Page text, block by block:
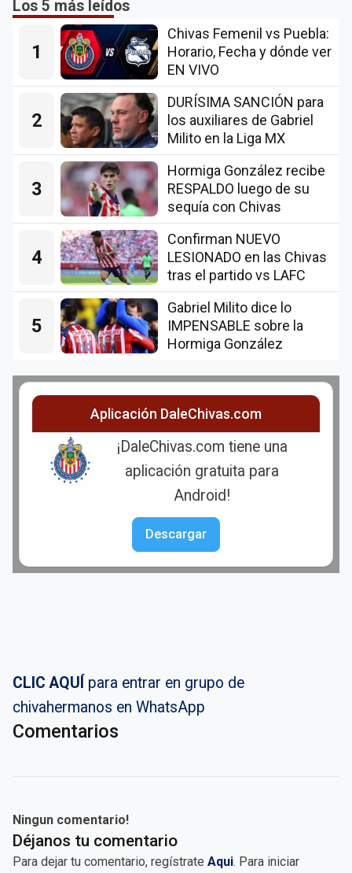
Los 5 más leídos
1
Chivas Femenil vs Puebla:
Horario, Fecha y dónde ver
EN VIVO
2
DURÍSIMA SANCIÓN para
los auxiliares de Gabriel
Milito en la Liga MX
3
Hormiga González recibe
RESPALDO luego de su
sequía con Chivas
4
Confirman NUEVO
LESIONADO en las Chivas
tras el partido vs LAFC
5
Gabriel Milito dice lo
IMPENSABLE sobre la
Hormiga González
Aplicación DaleChivas.com
¡DaleChivas.com tiene una
aplicación gratuita para
Android!
Descargar
CLIC AQUÍ para entrar en grupo de
chivahermanos en WhatsApp
Comentarios
Ningun comentario!
Déjanos tu comentario
Para dejar tu comentario, regístrate Aqui. Para iniciar